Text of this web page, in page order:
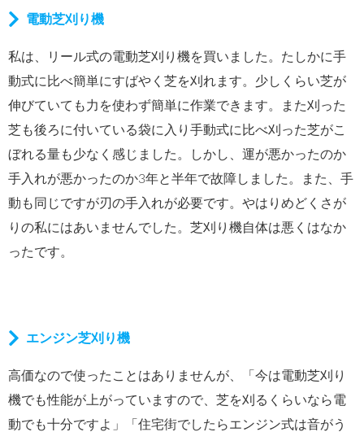
電動芝刈り機
私は、リール式の電動芝刈り機を買いました。たしかに手
動式に比べ簡単にすばやく芝を刈れます。少しくらい芝が
伸びていても力を使わず簡単に作業できます。また刈った
芝も後ろに付いている袋に入り手動式に比べ刈った芝がこ
ぼれる量も少なく感じました。しかし、運が悪かったのか
手入れが悪かったのか3年と半年で故障しました。また、手
動も同じですが刃の手入れが必要です。やはりめどくさが
りの私にはあいませんでした。芝刈り機自体は悪くはなか
ったです。
エンジン芝刈り機
高価なので使ったことはありませんが、「今は電動芝刈り
機でも性能が上がっていますので、芝を刈るくらいなら電
動でも十分ですよ」「住宅街でしたらエンジン式は音がう